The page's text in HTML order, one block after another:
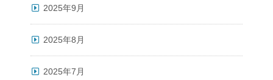
2025年9月
2025年8月
2025年7月